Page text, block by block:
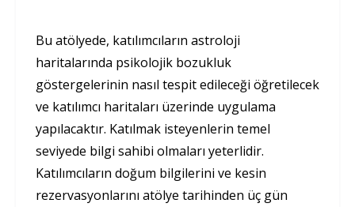
Bu atölyede, katılımcıların astroloji
haritalarında psikolojik bozukluk
göstergelerinin nasıl tespit edileceği öğretilecek
ve katılımcı haritaları üzerinde uygulama
yapılacaktır. Katılmak isteyenlerin temel
seviyede bilgi sahibi olmaları yeterlidir.
Katılımcıların doğum bilgilerini ve kesin
rezervasyonlarını atölye tarihinden üç gün